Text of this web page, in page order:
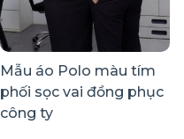
Mẫu áo Polo màu tím
phối sọc vai đồng phục
công ty